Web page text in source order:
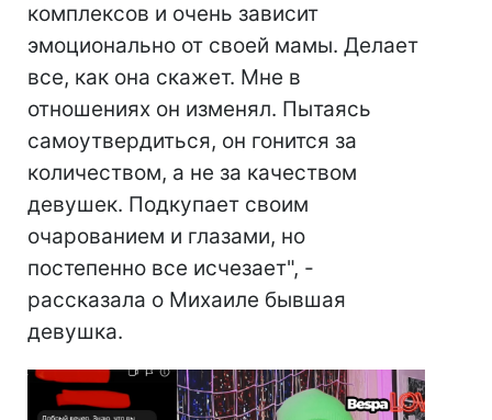
комплексов и очень зависит
эмоционально от своей мамы. Делает
все, как она скажет. Мне в
отношениях он изменял. Пытаясь
самоутвердиться, он гонится за
количеством, а не за качеством
девушек. Подкупает своим
очарованием и глазами, но
постепенно все исчезает", -
рассказала о Михаиле бывшая
девушка.